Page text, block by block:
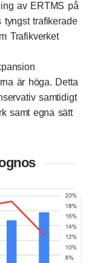
av ERTMS på
tyngst trafikerade
Trafikverket
är höga. Detta
samtidigt
samt egna sätt